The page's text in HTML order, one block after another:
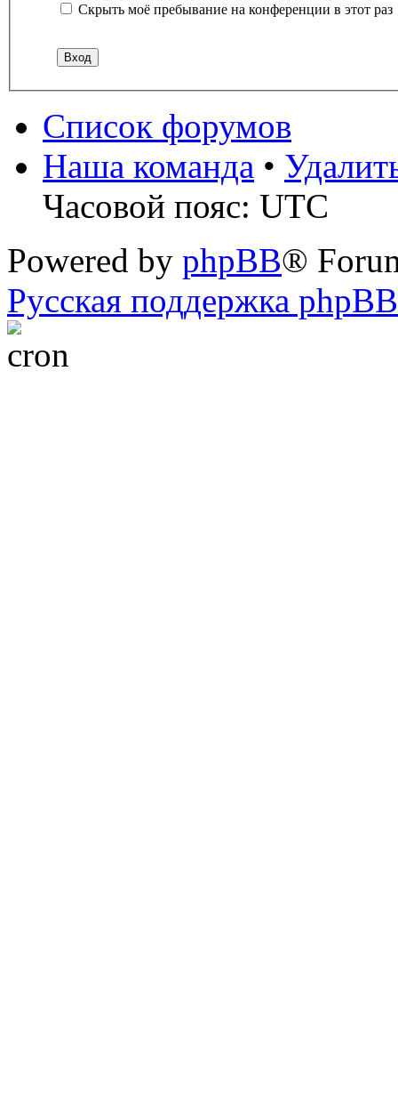
Скрыть моё пребывание на конференции в этот раз
Список форумов
Наша команда •
Часовой пояс: UTC
Powered by phpBB®
Русская поддержка phpBB